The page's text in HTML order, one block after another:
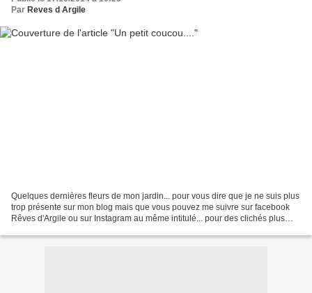
Par Reves d Argile
Quelques dernières fleurs de mon jardin... pour vous dire que je ne suis plus
trop présente sur mon blog mais que vous pouvez me suivre sur facebook
Rêves d'Argile ou sur Instagram au même intitulé... pour des clichés plus